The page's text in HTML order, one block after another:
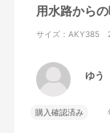
用水路から
サイズ：AKY385
ゆう
購入確認済み